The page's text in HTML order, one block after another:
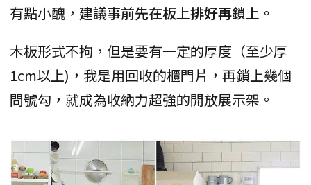
有點小醜， 建議事前先在板上排好再鎖上。
木板形式不拘，但是要有一定的厚度（至少厚
1cm以上)，我是用回收的櫃門片，再鎖上幾個
問號勾，就成為收納力超強的開放展示架。